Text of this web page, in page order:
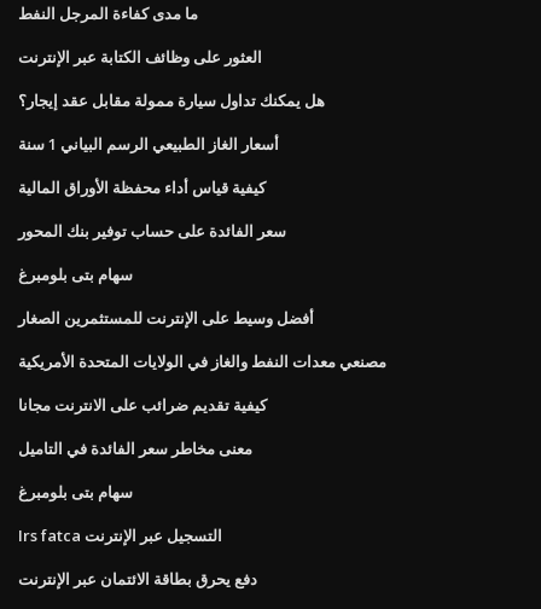
ما مدى كفاءة المرجل النفط
العثور على وظائف الكتابة عبر الإنترنت
هل يمكنك تداول سيارة ممولة مقابل عقد إيجار؟
أسعار الغاز الطبيعي الرسم البياني 1 سنة
كيفية قياس أداء محفظة الأوراق المالية
سعر الفائدة على حساب توفير بنك المحور
سهام بتى بلومبرغ
أفضل وسيط على الإنترنت للمستثمرين الصغار
مصنعي معدات النفط والغاز في الولايات المتحدة الأمريكية
كيفية تقديم ضرائب على الانترنت مجانا
معنى مخاطر سعر الفائدة في التاميل
سهام بتى بلومبرغ
Irs fatca التسجيل عبر الإنترنت
دفع يحرق بطاقة الائتمان عبر الإنترنت